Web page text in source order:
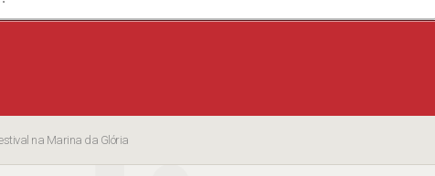
na Marina da Glória